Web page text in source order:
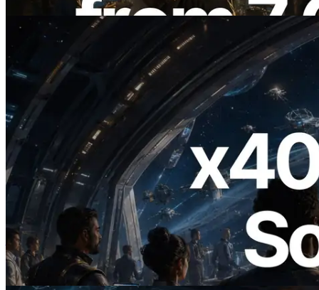
2026.07.04
ERPC 發布支援 x402 支付的 Solana RPC
— AI Agent 按需為 API 付款的時代開啟
閱讀此文章